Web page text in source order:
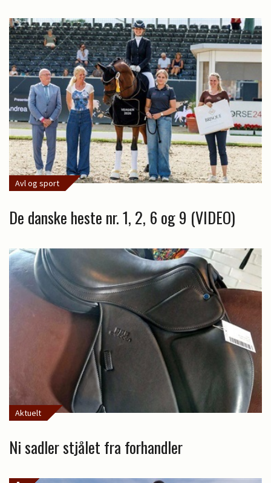
Avl og sport
De danske heste nr. 1, 2, 6 og 9 (VIDEO)
Aktuelt
Ni sadler stjålet fra forhandler